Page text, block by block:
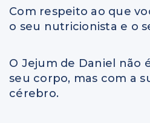
Com respeito ao que
o seu nutricionista e o
O Jejum de Daniel não
seu corpo, mas com a
cérebro.